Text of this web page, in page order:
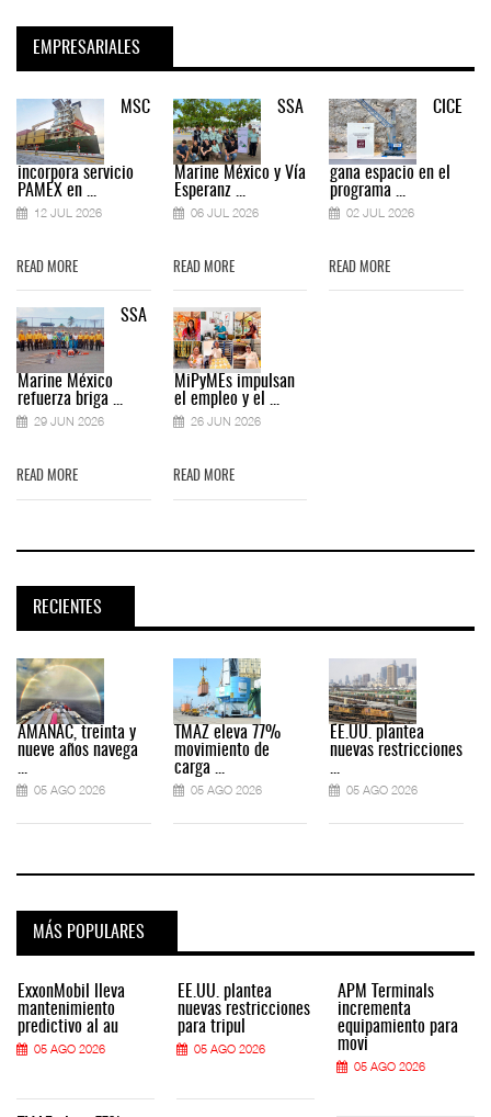
EMPRESARIALES
MSC
incorpora servicio
PAMEX en ...
12 JUL 2026
READ MORE
SSA
Marine México
refuerza briga ...
29 JUN 2026
READ MORE
SSA
Marine México y Vía
Esperanz ...
06 JUL 2026
READ MORE
MiPyMEs impulsan
el empleo y el ...
26 JUN 2026
READ MORE
CICE
gana espacio en el
programa ...
02 JUL 2026
READ MORE
RECIENTES
AMANAC, treinta y
nueve años navega
...
05 AGO 2026
TMAZ eleva 77%
movimiento de
carga ...
05 AGO 2026
EE.UU. plantea
nuevas restricciones
...
05 AGO 2026
MÁS POPULARES
ExxonMobil lleva
mantenimiento
predictivo al au
05 AGO 2026
EE.UU. plantea
nuevas restricciones
para tripul
05 AGO 2026
APM Terminals
incrementa
equipamiento para
movi
05 AGO 2026